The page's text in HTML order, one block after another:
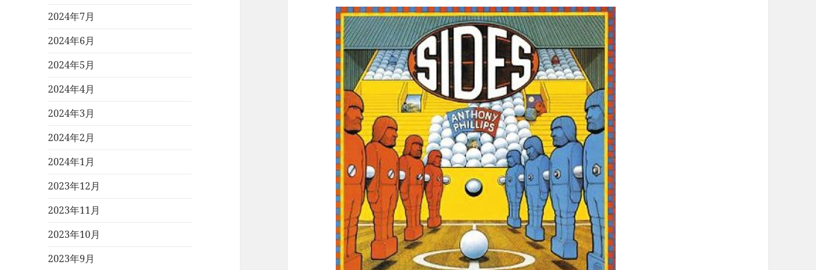
2024年7月
2024年6月
2024年5月
2024年4月
2024年3月
2024年2月
2024年1月
2023年12月
2023年11月
2023年10月
2023年9月